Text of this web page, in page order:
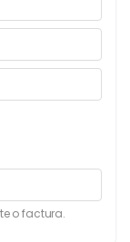
o factura.